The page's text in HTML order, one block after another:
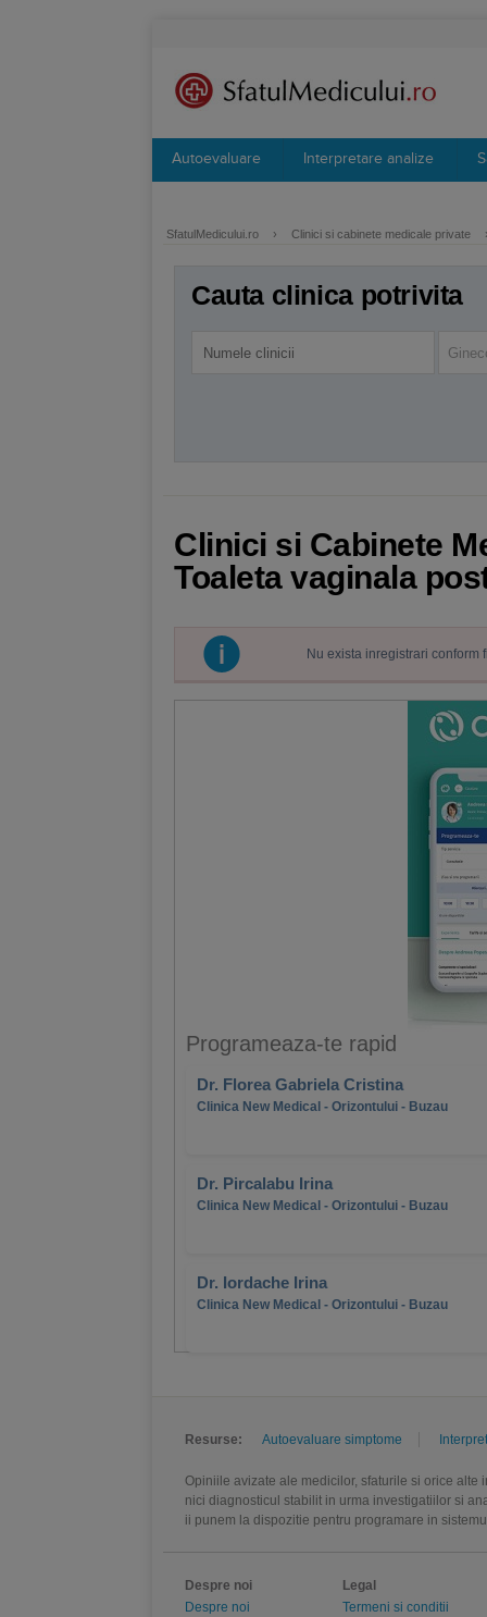
Autoevaluare Interpretare analize
SfatulMedicului.ro › Clinici si cabinete medicale private
Cauta clinica potrivita
Clinici si Cabinete
Toaleta vaginala
Nu exista inregistrari
Programeaza-te rapid
Dr. Florea Gabriela Cristina
Clinica New Medical - Orizontului - Buzau
Dr. Pircalabu Irina
Clinica New Medical - Orizontului - Buzau
Dr. Iordache Irina
Clinica New Medical - Orizontului - Buzau
Resurse: Autoevaluare simptome
Opiniile avizate ale medicilor, sfaturile si orice
nici diagnosticul stabilit in urma investigatiilor si
ii punem la dispozitie pentru programare in
Despre noi
Despre noi
Legal
Termeni si conditii